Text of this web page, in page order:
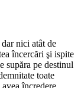
nici atât de
încercări şi ispite
supăra pe destinul
toate
încredere